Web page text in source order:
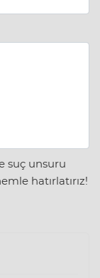
suç unsuru
hatırlatırız!